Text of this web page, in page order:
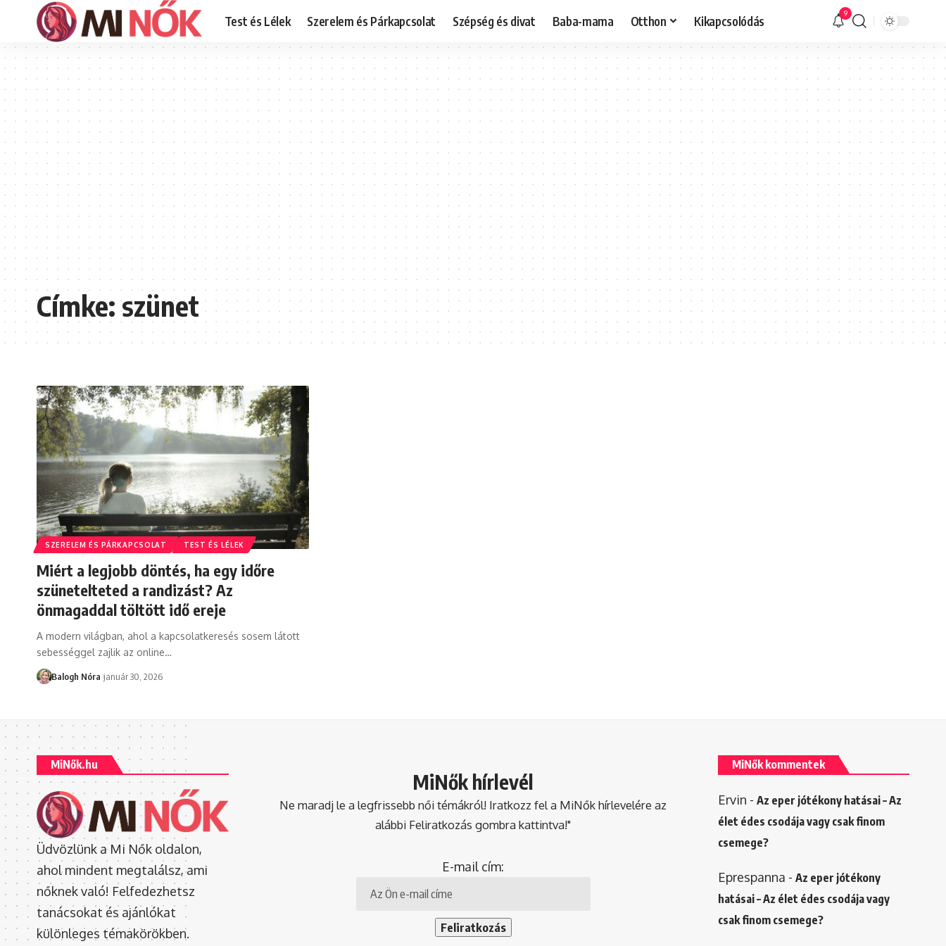
Test és Lélek Szerelem és Párkapcsolat Szépség és divat Baba-mama Otthon Kikapcsolódás 9
Címke:szünet
SZERELEM ÉS PÁRKAPCSOLAT TEST ÉS LÉLEK
Miért a legjobb döntés, ha egy időre
szünetelteted a randizást? Az
önmagaddal töltött idő ereje
A modern világban, ahol a kapcsolatkeresés sosem látott
sebességgel zajlik az online…
Balogh Nóra január 30, 2026
MiNők.hu
Üdvözlünk a Mi Nők oldalon,
ahol mindent megtalálsz, ami
nőknek való! Felfedezhetsz
tanácsokat és ajánlókat
különleges témakörökben.
MiNők hírlevél
Ne maradj le a legfrissebb női témákról! Iratkozz fel a MiNők hírlevelére az
alábbi Feliratkozás gombra kattintva!"
E-mail cím:
MiNők kommentek
Ervin - Az eper jótékony hatásai – Az
élet édes csodája vagy csak finom
csemege?
Eprespanna - Az eper jótékony
hatásai – Az élet édes csodája vagy
csak finom csemege?